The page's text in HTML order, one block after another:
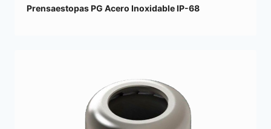
Prensaestopas PG Acero Inoxidable IP-68